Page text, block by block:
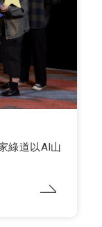
綠道以AI山